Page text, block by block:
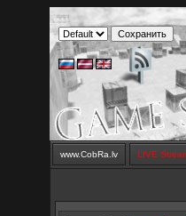
www.CobRa.lv LIVE